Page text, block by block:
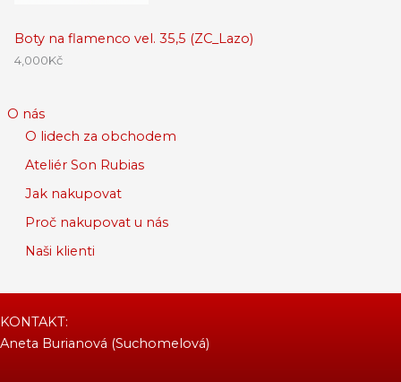
Boty na flamenco vel. 35,5 (ZC_Lazo)
4,000Kč
O nás
O lidech za obchodem
Ateliér Son Rubias
Jak nakupovat
Proč nakupovat u nás
Naši klienti
KONTAKT:
Aneta Burianová (Suchomelová)